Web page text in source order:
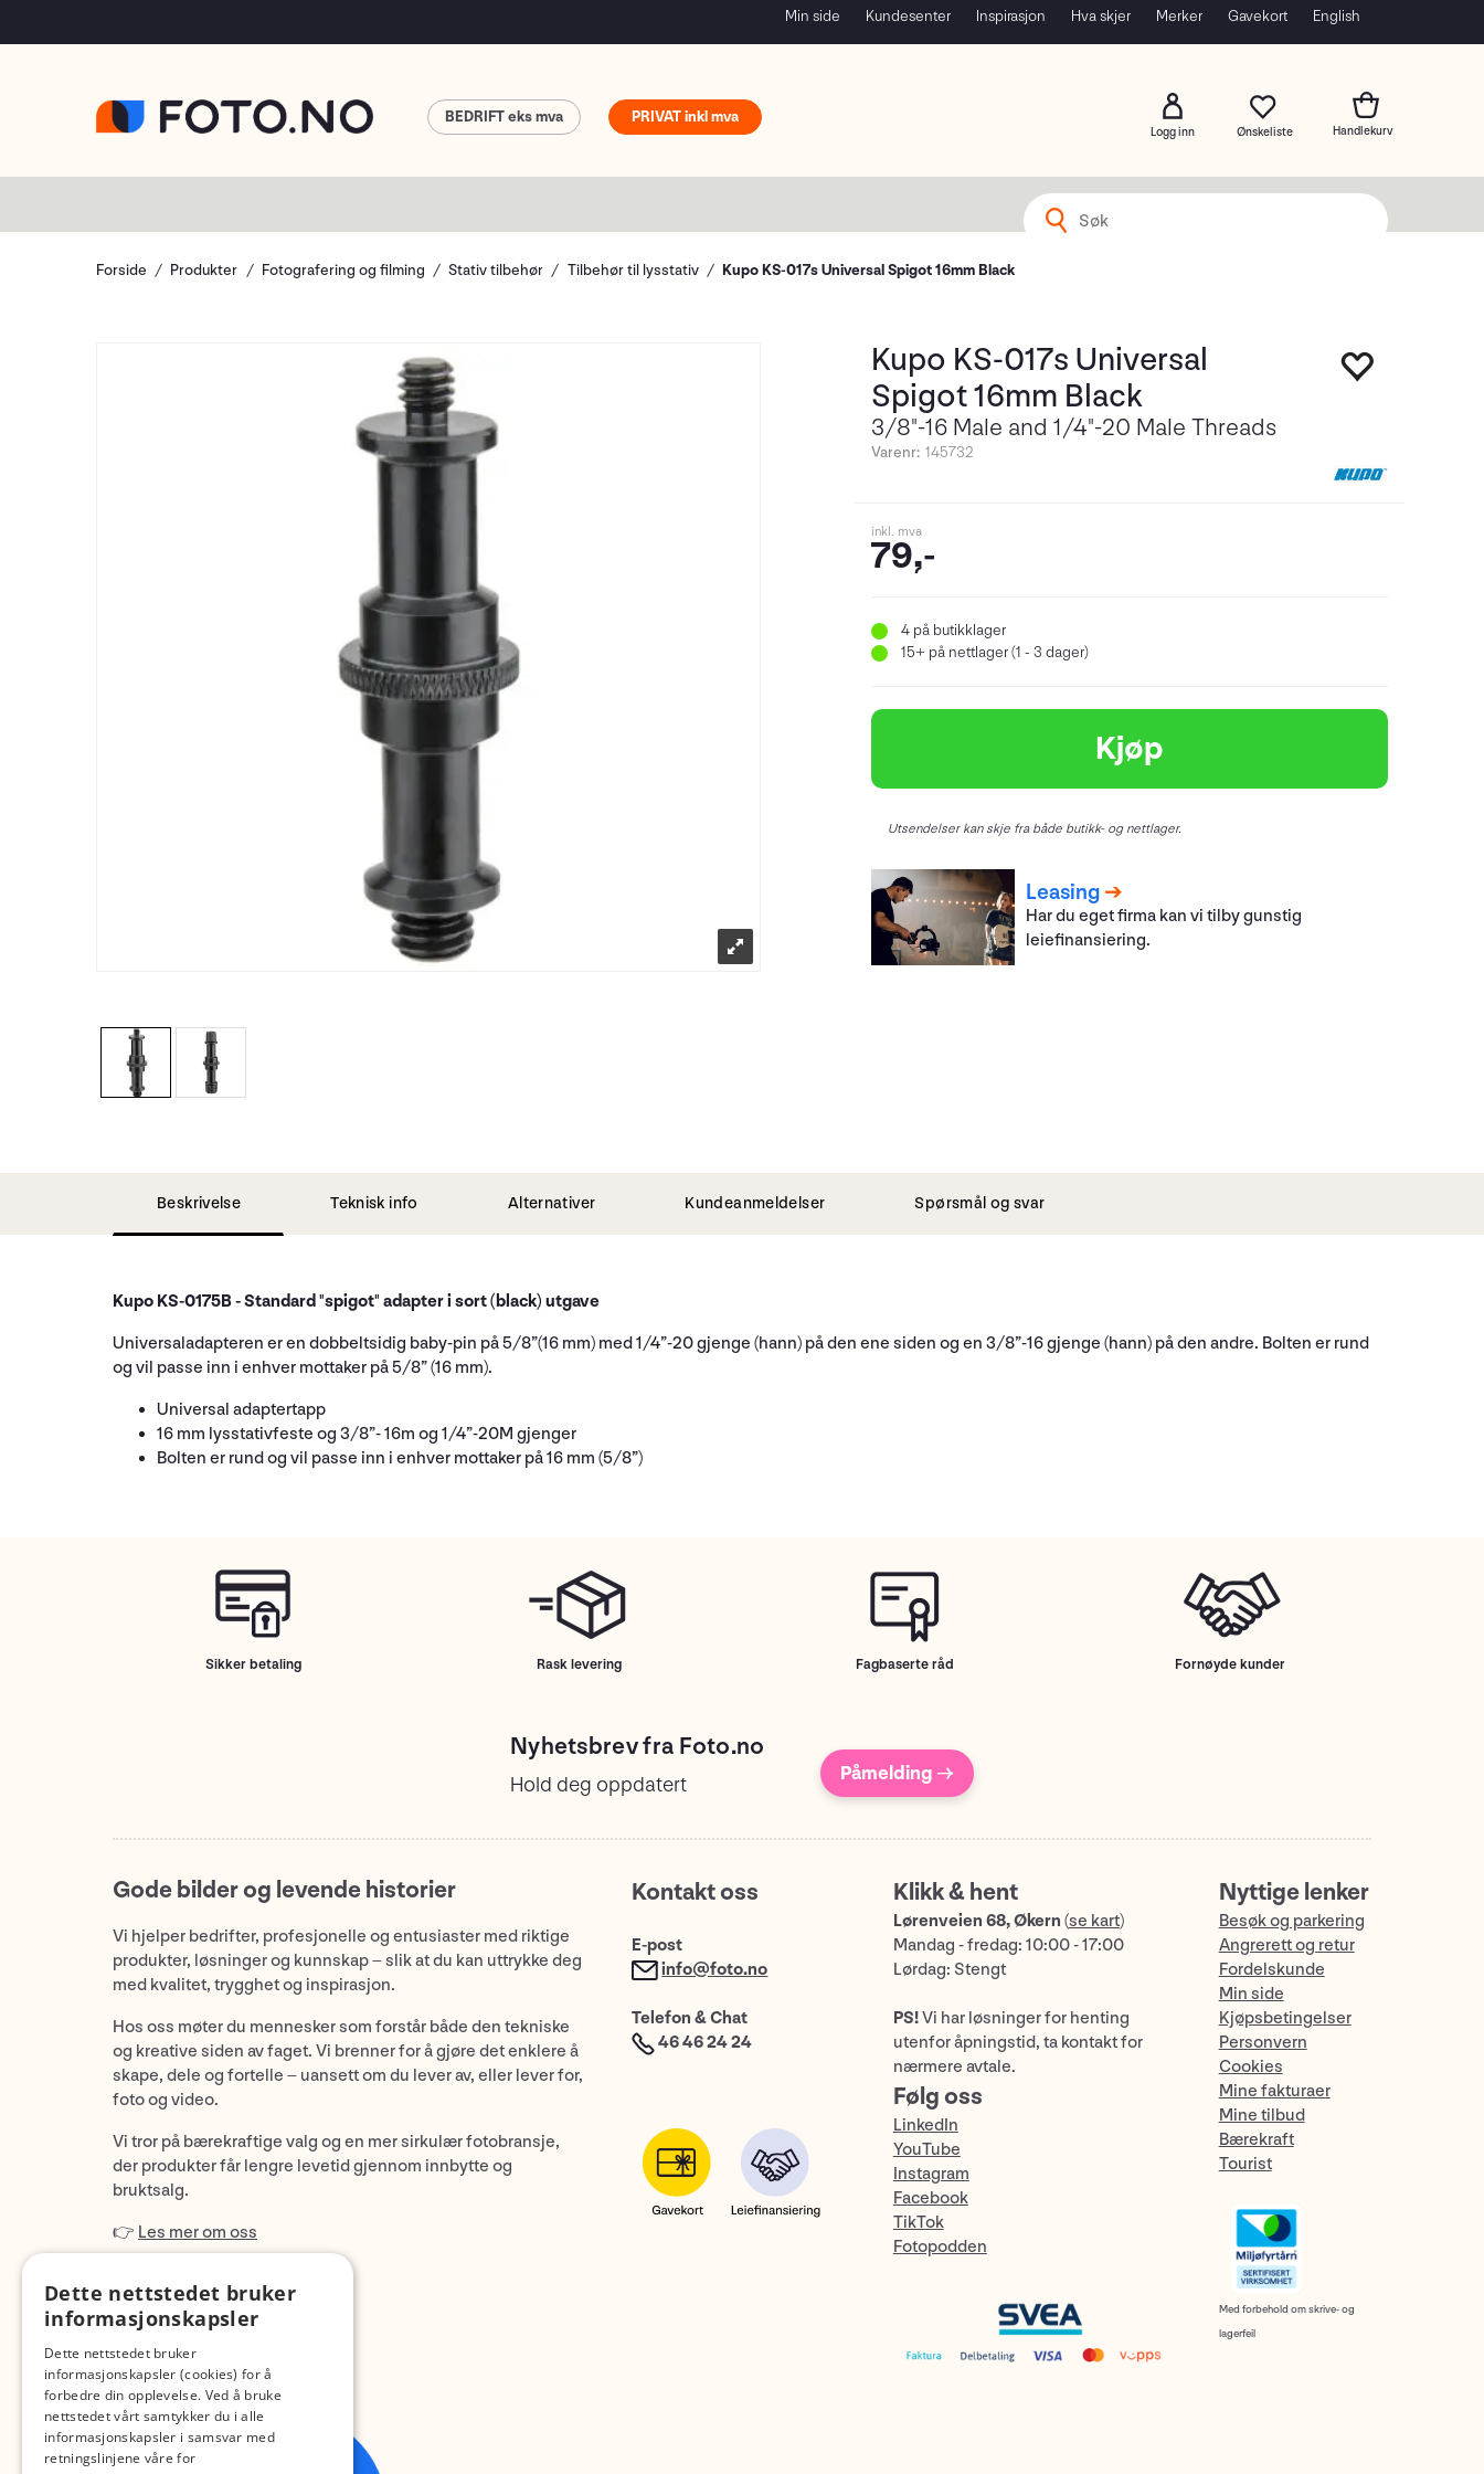
Min side Kundesenter Inspirasjon Hva skjer Merker Gavekort English
Logg inn
PRIVAT
BEDRIFT
Forside Produkter Fotografering og filming Stativ tilbehør Tilbehør til lysstativ Kupo KS-017s Universal Spigot 16mm Black
Kupo KS-017s Universal
Spigot 16mm Black
3/8"-16 Male and 1/4"-20 Male Threads
Varenr: 145732
inkl. mva
79,-
4 på butikklager
15+ på nettlager (1 - 3 dager)
Kjøp
Utsendelser kan skje fra både butikk- og nettlager.
Leasing
Har du eget firma kan vi tilby gunstig
leiefinansiering.
Beskrivelse Teknisk info Alternativer Kundeanmeldelser Spørsmål og svar
Kupo KS-0175B - Standard "spigot" adapter i sort (black) utgave
Universaladapteren er en dobbeltsidig baby-pin på 5/8”(16 mm) med 1/4”-20 gjenge (hann) på den ene siden og en 3/8”-16 gjenge (hann) på den andre. Bolten er rund
og vil passe inn i enhver mottaker på 5/8” (16 mm).
Universal adaptertapp
16 mm lysstativfeste og 3/8”- 16m og 1/4”-20M gjenger
Bolten er rund og vil passe inn i enhver mottaker på 16 mm (5/8”)
Sikker betaling Rask levering Fagbaserte råd Fornøyde kunder
Nyhetsbrev fra Foto.no
Hold deg oppdatert Påmelding →
Gode bilder og levende historier
Vi hjelper bedrifter, profesjonelle og entusiaster med riktige
produkter, løsninger og kunnskap – slik at du kan uttrykke deg
med kvalitet, trygghet og inspirasjon.
Hos oss møter du mennesker som forstår både den tekniske
og kreative siden av faget. Vi brenner for å gjøre det enklere å
skape, dele og fortelle – uansett om du lever av, eller lever for,
foto og video.
Vi tror på bærekraftige valg og en mer sirkulær fotobransje,
der produkter får lengre levetid gjennom innbytte og
bruktsalg.
👉 Les mer om oss
Kontakt oss
E-post
info@foto.no
Telefon & Chat
46 46 24 24
Klikk & hent
Lørenveien 68, Økern (se kart)
Mandag - fredag: 10:00 - 17:00
Lørdag: Stengt
PS!Vi har løsninger for henting
utenfor åpningstid, ta kontakt for
nærmere avtale.
Følg oss
LinkedIn
YouTube
Instagram
Facebook
TikTok
Fotopodden
Nyttige lenker
Besøk og parkering
Angrerett og retur
Fordelskunde
Min side
Kjøpsbetingelser
Personvern
Cookies
Mine fakturaer
Mine tilbud
Bærekraft
Tourist
Med forbehold om skrive- og
lagerfeil
Dette nettstedet bruker
informasjonskapsler
Dette nettstedet bruker
informasjonskapsler (cookies) for å
forbedre din opplevelse. Ved å bruke
nettstedet vårt samtykker du i alle
informasjonskapsler i samsvar med
retningslinjene våre for